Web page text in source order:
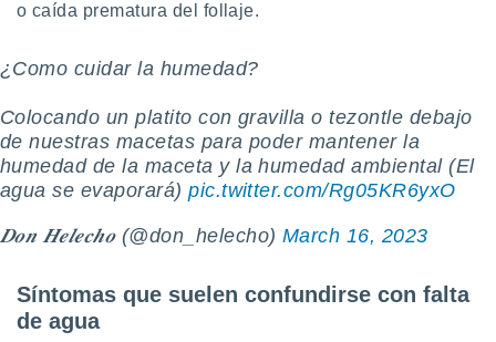
únicos
sitio
IP
de
en
a lo que
Para
su
o caída prematura del follaje.
¿Como cuidar la humedad?
Colocando un platito con gravilla o tezontle debajo
de nuestras macetas para poder mantener la
humedad de la maceta y la humedad ambiental (El
agua se evaporará)pic.twitter.com/Rg05KR6yxO
𝑫𝒐𝒏 𝑯𝒆𝒍𝒆𝒄𝒉𝒐 (@don_helecho) March 16, 2023
Síntomas que suelen confundirse con falta
de agua